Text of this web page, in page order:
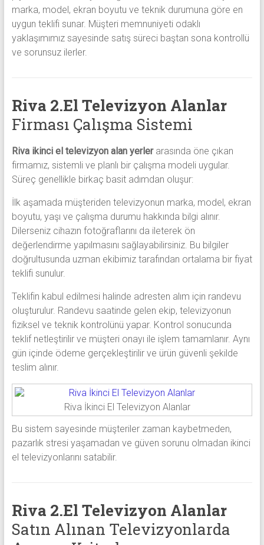
marka, model, ekran boyutu ve teknik durumuna göre en
uygun teklifi sunar. Müşteri memnuniyeti odaklı
yaklaşımımız sayesinde satış süreci baştan sona kontrollü
ve sorunsuz ilerler.
Riva 2.El Televizyon Alanlar
Firması Çalışma Sistemi
Riva ikinci el televizyon alan yerlerarasında öne çıkan
firmamız, sistemli ve planlı bir çalışma modeli uygular.
Süreç genellikle birkaç basit adımdan oluşur:
İlk aşamada müşteriden televizyonun marka, model, ekran
boyutu, yaşı ve çalışma durumu hakkında bilgi alınır.
Dilerseniz cihazın fotoğraflarını da ileterek ön
değerlendirme yapılmasını sağlayabilirsiniz. Bu bilgiler
doğrultusunda uzman ekibimiz tarafından ortalama bir fiyat
teklifi sunulur.
Teklifin kabul edilmesi halinde adresten alım için randevu
oluşturulur. Randevu saatinde gelen ekip, televizyonun
fiziksel ve teknik kontrolünü yapar. Kontrol sonucunda
teklif netleştirilir ve müşteri onayı ile işlem tamamlanır. Aynı
gün içinde ödeme gerçekleştirilir ve ürün güvenli şekilde
teslim alınır.
Riva İkinci El Televizyon Alanlar
Bu sistem sayesinde müşteriler zaman kaybetmeden,
pazarlık stresi yaşamadan ve güven sorunu olmadan ikinci
el televizyonlarını satabilir.
Riva 2.El Televizyon Alanlar
Satın Alınan Televizyonlarda